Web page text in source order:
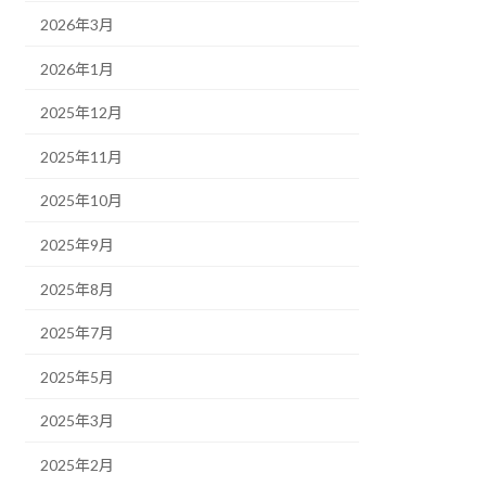
2026年3月
2026年1月
2025年12月
2025年11月
2025年10月
2025年9月
2025年8月
2025年7月
2025年5月
2025年3月
2025年2月